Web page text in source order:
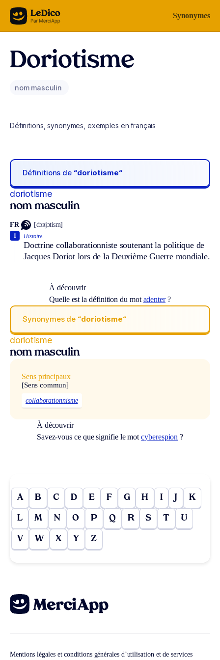
Aller au contenu Synonymes
Doriotisme
nom masculin
Définitions, synonymes, exemples en français
Définitions de “doriotisme“
doriotisme
nom masculin
FR [dɔʀjɔtism]
Histoire.
Doctrine collaborationniste soutenant la politique de
Jacques Doriot lors de la Deuxième Guerre mondiale.
1
À découvrir
Quelle est la définition du mot adenter?
Synonymes de “doriotisme“
doriotisme
nom masculin
Sens principaux
[Sens commun]
collaborationnisme
À découvrir
Savez-vous ce que signifie le motcyberespion ?
A B C D E F G H I J K
L M N O P Q R S T U
V W X Y Z
Mentions légales et conditions générales d’utilisation et de services